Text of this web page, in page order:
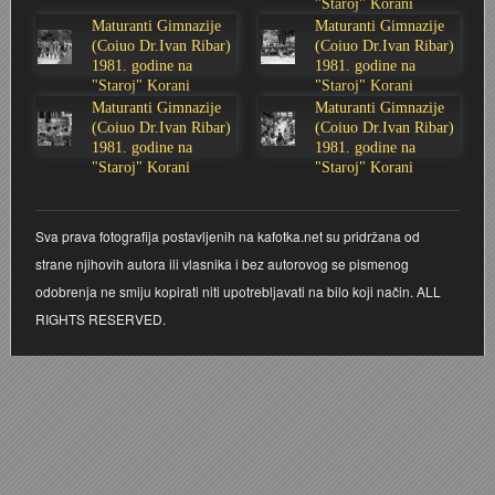
Stoljetna poplava 1939.
Tvornica potkivačkih čavala Mustad-Karlovac
Boksački klub Velebit
Bijelo dugme
Banija - poplava 4. 12. 1966.
Auto cross
AMD Zanatlija
Mala scena 1987. - Le Cinema
Mala scena Hrvatskog doma
Marina Perazić, Davor Tolja (Denis&Denis) i Edi
Motocross
NULA
Zavjet Petra Grgeca - 1998.
Škola plivanja Patkica
Mimohod 23. kolovoza 1995.
Ekonomska škola - ratne godine
Dubravko Halovanić - Ratne godine
Frizerski salon Gerber (Kopf) - utemeljen 1924.
Gimnazijska i Ekonomska zbornica - Igor Mihelić
INKASATOR
Obitelj Klemenčić
Krešimir Botković - RAZGLEDNICE
"Staroj" Korani
Maturanti Gimnazije
(Coiuo Dr.Ivan Ribar)
1981. godine na
"Staroj" Korani
Maturanti Gimnazije
(Coiuo Dr.Ivan Ribar)
1981. godine na
"Staroj" Korani
Maturanti Gimnazije
(Coiuo Dr.Ivan Ribar)
1981. godine na
"Staroj" Korani
Maturanti Gimnazije
(Coiuo Dr.Ivan Ribar)
1981. godine na
"Staroj" Korani
Sva prava fotografija postavljenih na kafotka.net su pridržana od
strane njihovih autora ili vlasnika i bez autorovog se pismenog
odobrenja ne smiju kopirati niti upotrebljavati na bilo koji način. ALL
RIGHTS RESERVED.